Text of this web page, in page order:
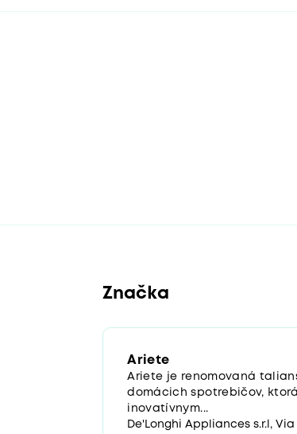
Značka
Ariete
Ariete je renomovaná
domácich spotrebičov,
inovatívnym...
De'Longhi Appliances s.r.l,